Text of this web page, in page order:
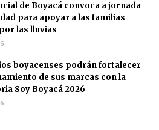
de Boyacá convoca a jornada
para apoyar a las familias
las lluvias
boyacenses podrán fortalecer
de sus marcas con la
Soy Boyacá 2026